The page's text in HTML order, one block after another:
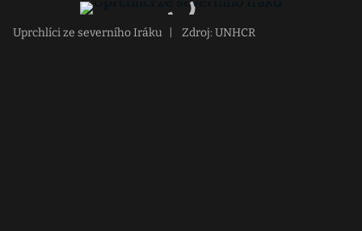
Uprchlíci ze severního Iráku Zdroj: UNHCR